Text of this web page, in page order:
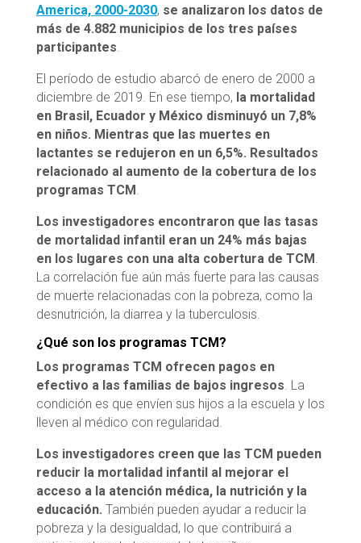
America, 2000-2030, se analizaron los datos de
más de 4.882 municipios de los tres países
participantes
El período de estudio abarcó de enero de 2000 a
diciembre de 2019. En ese tiempo, la mortalidad
en Brasil, Ecuador y México disminuyó un 7,8%
en niños. Mientras que las muertes en
lactantes se redujeron en un 6,5%. Resultados
relacionado al aumento de la cobertura de los
programas TCM
Los investigadores encontraron que las tasas
de mortalidad infantil eran un 24% más bajas
en los lugares con una alta cobertura de TCM
La correlación fue aún más fuerte para las causas
de muerte relacionadas con la pobreza, como la
desnutrición, la diarrea y la tuberculosis.
¿Qué son los programas TCM?
Los programas TCM ofrecen pagos en
efectivo a las familias de bajos ingresos . La
condición es que envíen sus hijos a la escuela y los
lleven al médico con regularidad.
Los investigadores creen que las TCM pueden
reducir la mortalidad infantil al mejorar el
acceso a la atención médica, la nutrición y la
educación. También pueden ayudar a reducir la
pobreza y la desigualdad, lo que contribuirá a